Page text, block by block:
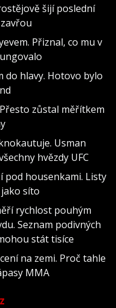
šijí poslední
Přiznal, co mu v
do hlavy. Hotovo bylo
zůstal měřítkem
Usman
hvězdy UFC
pod housenkami. Listy
síto
rychlost pouhým
Seznam podivných
stát tisíce
na zemi. Proč tahle
MMA